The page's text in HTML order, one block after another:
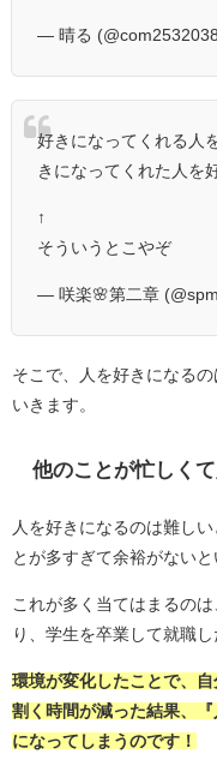
— 晴る
好きになってくれる人
きになってくれた人を
↑
そういうとこやぞ
— 咲楽🌸第二章
そこで、人を好きになる
いきます。
他のことが忙しく
人を好きになるのは難し
とが多すぎて余裕がないと
これが多く当てはまるの
り、学生を卒業して就職し
環境が変化したことで、
割く時間が減った結果、
になってしまうのです！